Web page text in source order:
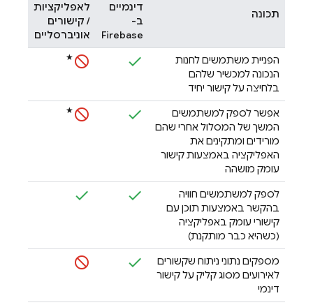
תכונה
דינמיים
ב-
Firebase
לאפליקציות
/ קישורים
אוניברסליים
הפניית משתמשים לחנות
הנכונה למכשיר שלהם
בלחיצה על קישור יחיד
★
אפשר לספק למשתמשים
המשך של המסלול אחרי שהם
מורידים ומתקינים את
האפליקציה באמצעות קישור
עומק מושהה
★
לספק למשתמשים חוויה
בהקשר באמצעות תוכן עם
קישורי עומק באפליקציה
(כשהיא כבר מותקנת)
מספקים נתוני ניתוח שקשורים
לאירועים מסוג קליק על קישור
דינמי